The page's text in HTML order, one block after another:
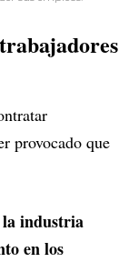
provocado que
la industria
en los